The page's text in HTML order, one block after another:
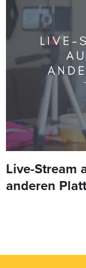
Live-Stream
anderen